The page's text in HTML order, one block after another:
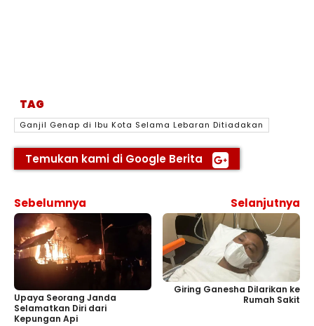
TAG
Ganjil Genap di Ibu Kota Selama Lebaran Ditiadakan
Temukan kami di Google Berita
Sebelumnya
Upaya Seorang Janda
Selamatkan Diri dari
Kepungan Api
Selanjutnya
Giring Ganesha Dilarikan ke
Rumah Sakit